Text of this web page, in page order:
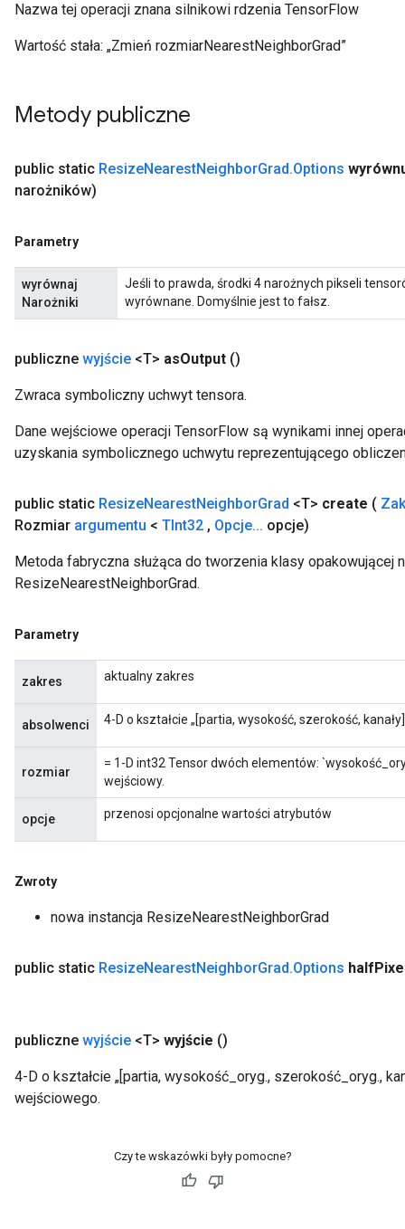
Nazwa tej operacji znana silnikowi rdzenia TensorFlow
Wartość stała: „Zmień rozmiarNearestNeighborGrad”
Metody publiczne
public static ResizeNearestNeighborGrad.Options
narożników)
Parametry
wyrównaj
Narożniki
Jeśli to prawda, środki 4 narożnych pikseli
wyrównane. Domyślnie jest to fałsz.
publiczne wyjście <T> asOutput ()
Zwraca symboliczny uchwyt tensora.
Dane wejściowe operacji TensorFlow są wynikami innej
uzyskania symbolicznego uchwytu reprezentującego
public static ResizeNearestNeighborGrad <T> create (
Rozmiar argumentu < TInt32 , Opcje... opcje)
Metoda fabryczna służąca do tworzenia klasy opakowującej
ResizeNearestNeighborGrad.
Parametry
zakres aktualny zakres
absolwenci 4-D o kształcie „[partia, wysokość, szerokość,
rozmiar
= 1-D int32 Tensor dwóch elementów:
wejściowy.
opcje przenosi opcjonalne wartości atrybutów
Zwroty
nowa instancja ResizeNearestNeighborGrad
public static ResizeNearestNeighborGrad.Options half
publiczne wyjście <T> wyjście ()
4-D o kształcie „[partia, wysokość_oryg., szerokość_oryg.,
wejściowego.
Czy te wskazówki były pomocne?